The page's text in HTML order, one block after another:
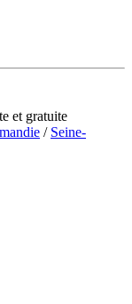
et gratuite
/ Seine-